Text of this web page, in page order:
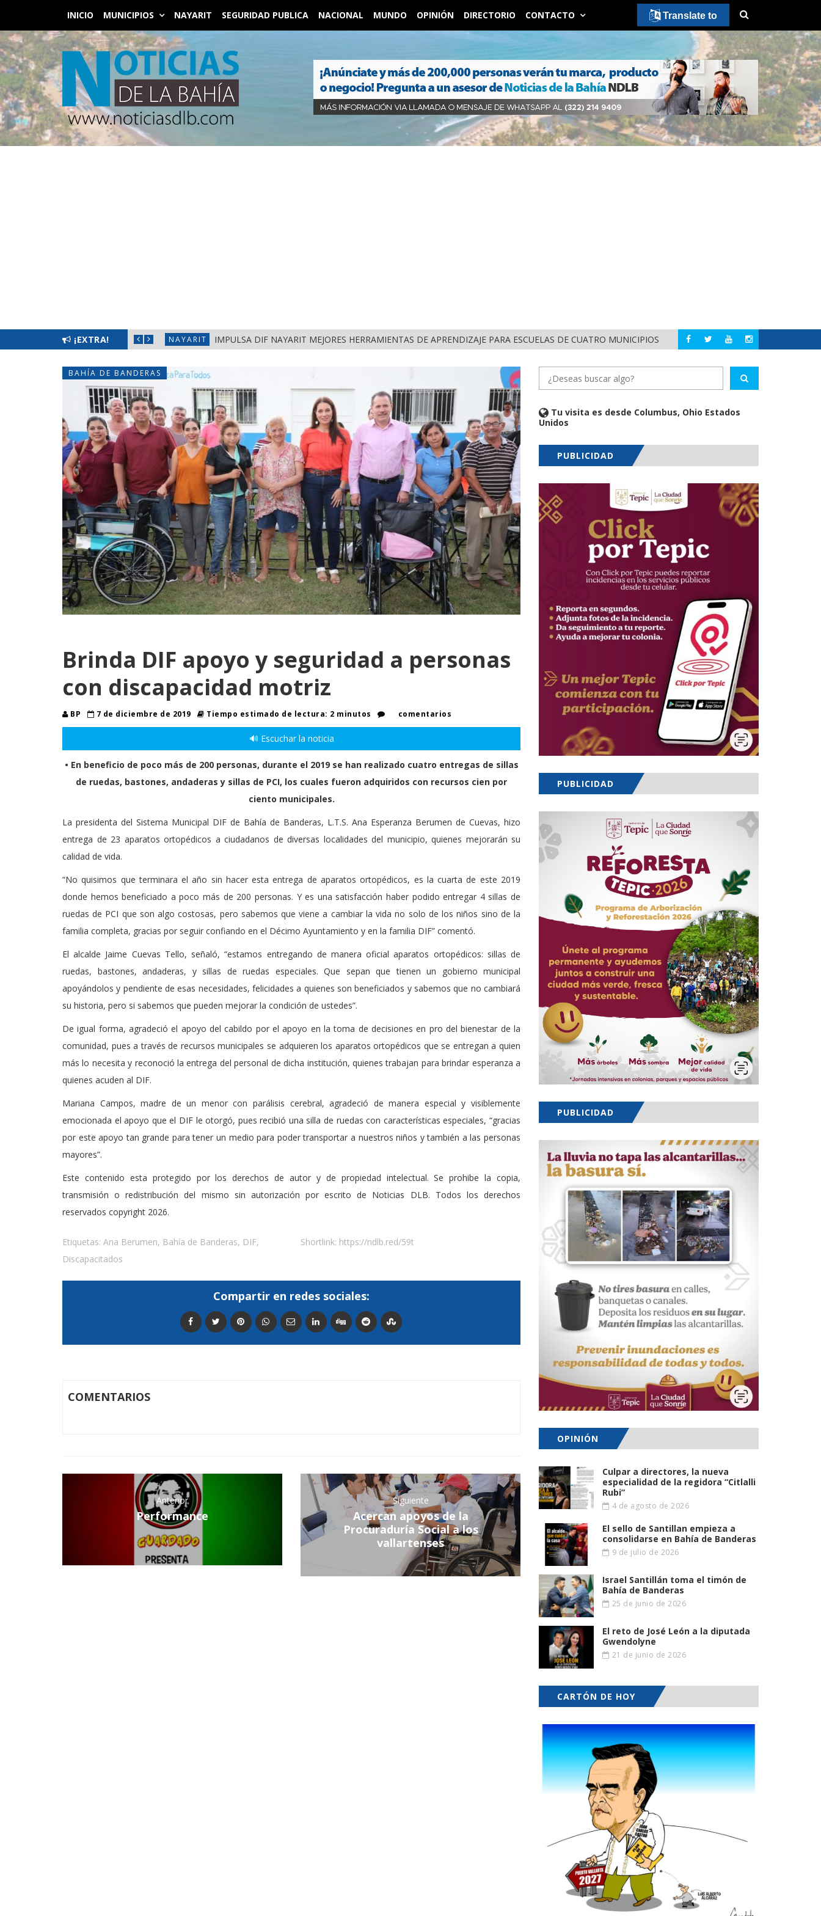
INICIO MUNICIPIOS NAYARIT SEGURIDAD PUBLICA NACIONAL MUNDO OPINIÓN DIRECTORIO CONTACTO
¡EXTRA! NAYARIT IMPULSA DIF NAYARIT MEJORES HERRAMIENTAS DE APRENDIZAJE PARA ESCUELAS DE CUATRO MUNICIPIOS NAYARIT HÉCTOR
BAHÍA DE BANDERAS
Brinda DIF apoyo y seguridad a personas
con discapacidad motriz
BP 7 de diciembre de 2019 Tiempo estimado de lectura: 2 minutos comentarios
🔊 Escuchar la noticia
• En beneficio de poco más de 200 personas, durante el 2019 se han realizado cuatro entregas de sillas
de ruedas, bastones, andaderas y sillas de PCI, los cuales fueron adquiridos con recursos cien por
ciento municipales.
La presidenta del Sistema Municipal DIF de Bahía de Banderas, L.T.S. Ana Esperanza Berumen de Cuevas, hizo
entrega de 23 aparatos ortopédicos a ciudadanos de diversas localidades del municipio, quienes mejorarán su
calidad de vida.
“No quisimos que terminara el año sin hacer esta entrega de aparatos ortopédicos, es la cuarta de este 2019
donde hemos beneficiado a poco más de 200 personas. Y es una satisfacción haber podido entregar 4 sillas de
ruedas de PCI que son algo costosas, pero sabemos que viene a cambiar la vida no solo de los niños sino de la
familia completa, gracias por seguir confiando en el Décimo Ayuntamiento y en la familia DIF” comentó.
El alcalde Jaime Cuevas Tello, señaló, “estamos entregando de manera oficial aparatos ortopédicos: sillas de
ruedas, bastones, andaderas, y sillas de ruedas especiales. Que sepan que tienen un gobierno municipal
apoyándolos y pendiente de esas necesidades, felicidades a quienes son beneficiados y sabemos que no cambiará
su historia, pero si sabemos que pueden mejorar la condición de ustedes”.
De igual forma, agradeció el apoyo del cabildo por el apoyo en la toma de decisiones en pro del bienestar de la
comunidad, pues a través de recursos municipales se adquieren los aparatos ortopédicos que se entregan a quien
más lo necesita y reconoció la entrega del personal de dicha institución, quienes trabajan para brindar esperanza a
quienes acuden al DIF.
Mariana Campos, madre de un menor con parálisis cerebral, agradeció de manera especial y visiblemente
emocionada el apoyo que el DIF le otorgó, pues recibió una silla de ruedas con características especiales, “gracias
por este apoyo tan grande para tener un medio para poder transportar a nuestros niños y también a las personas
mayores”.
Este contenido esta protegido por los derechos de autor y de propiedad intelectual. Se prohibe la copia,
transmisión o redistribución del mismo sin autorización por escrito de Noticias DLB. Todos los derechos
reservados copyright 2026.
Etiquetas: Ana Berumen, Bahía de Banderas, DIF,
Discapacitados
Shortlink: https://ndlb.red/59t
Compartir en redes sociales:
COMENTARIOS
Anterior
Performance
Siguiente
Acercan apoyos de la
Procuraduría Social a los
vallartenses
Tu visita es desde Columbus, Ohio Estados
Unidos
PUBLICIDAD
PUBLICIDAD
PUBLICIDAD
OPINIÓN
Culpar a directores, la nueva
especialidad de la regidora “Citlalli
Rubi”
4 de agosto de 2026
El sello de Santillan empieza a
consolidarse en Bahía de Banderas
9 de julio de 2026
Israel Santillán toma el timón de
Bahía de Banderas
25 de junio de 2026
El reto de José León a la diputada
Gwendolyne
21 de junio de 2026
CARTÓN DE HOY
Translate to